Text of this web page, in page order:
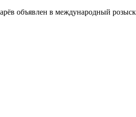
объявлен в международный